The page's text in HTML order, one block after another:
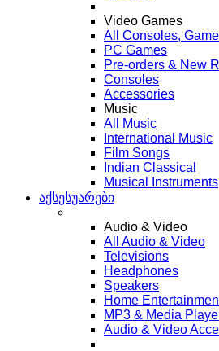
Video Games
All Consoles,
PC Games
Pre-orders & New
Consoles
Accessories
Music
All Music
International Music
Film Songs
Indian Classical
Musical Instruments
აქსესუარები
Audio & Video
All Audio & Video
Televisions
Headphones
Speakers
Home
MP3 & Media
Audio & Video